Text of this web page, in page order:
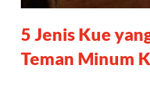
Kontak
5 Jenis Kue
Teman Minum